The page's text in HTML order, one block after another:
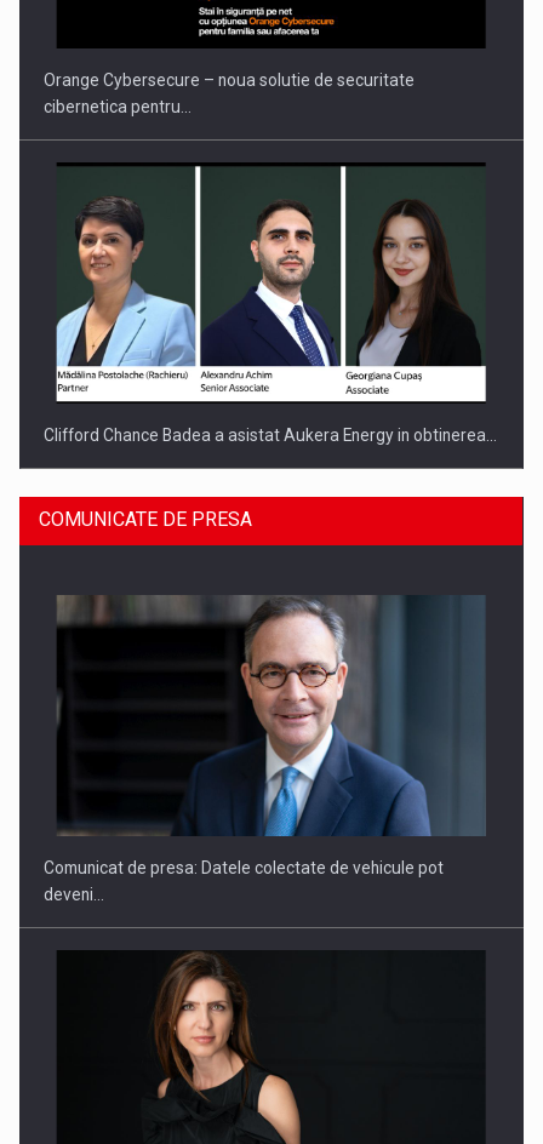
INTERNATIONAL BUSINESS SCENE
Orange Cybersecure – noua solutie de securitate
cibernetica pentru…
Clifford Chance Badea a asistat Aukera Energy in obtinerea…
SAPTE PERSONALITATI DIN MEDIUL DE AFACERI, ACADEMIC
Hard Enduro Piatra Craiului 2026, fueled by benzinariile RO…
COMUNICATE DE PRESA
Comunicat de presa: Datele colectate de vehicule pot
deveni…